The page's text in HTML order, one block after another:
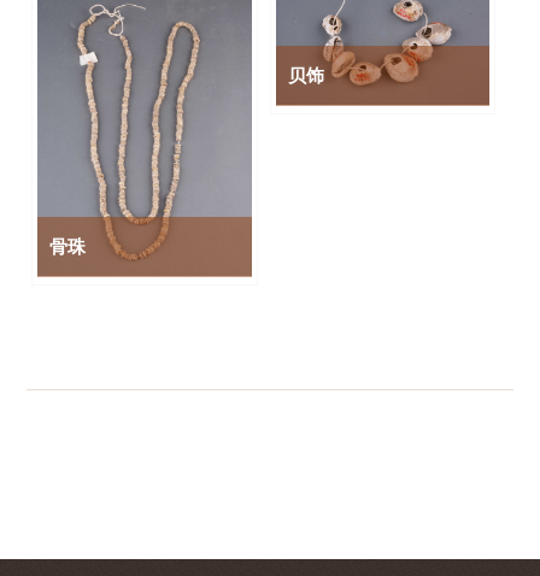
骨珠
贝饰